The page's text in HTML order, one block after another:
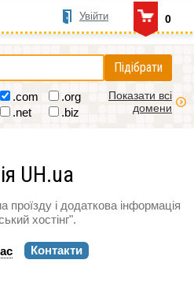
0
Увійти
Підібрати
.com
.org
.net .biz
Показати всі
домени
UH.ua
проїзду і додаткова інформація
хостінг".
Контакти